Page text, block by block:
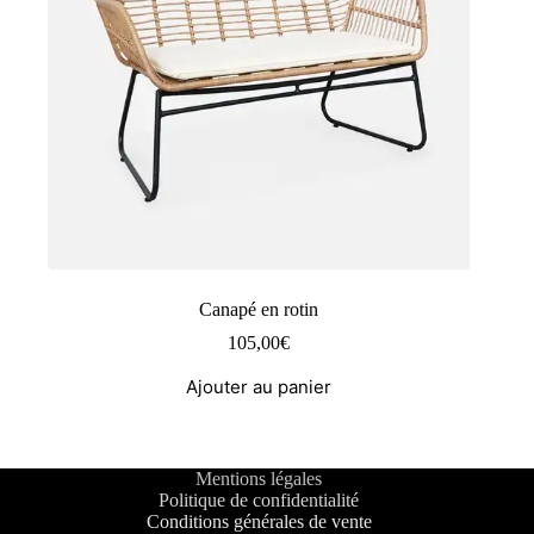
Canapé en rotin
105,00€
Ajouter au panier
Mentions légales
Politique de confidentialité
Conditions générales de vente